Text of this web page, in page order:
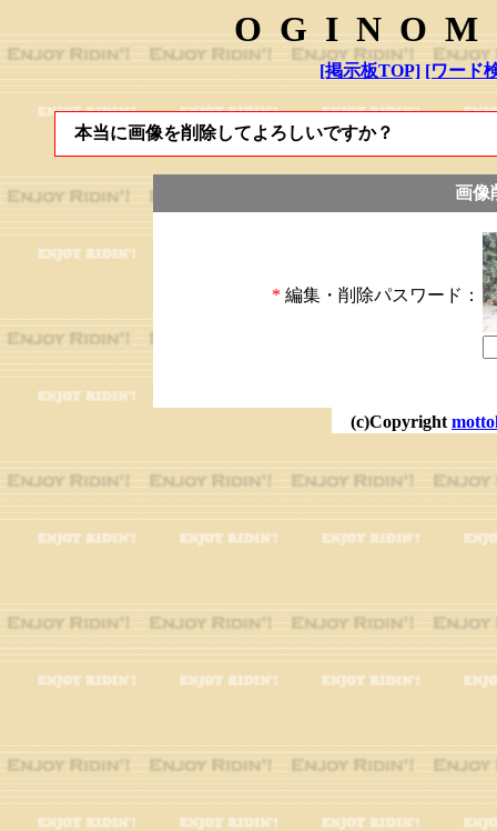
[掲示板TOP] [ワード
本当に画像を削除してよろしいですか？
画像
* 編集・削除パスワード：
(c)Copyright